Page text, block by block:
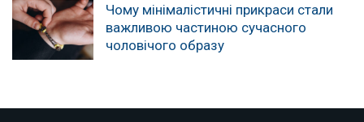
Чому мінімалістичні прикраси стали
важливою частиною сучасного
чоловічого образу